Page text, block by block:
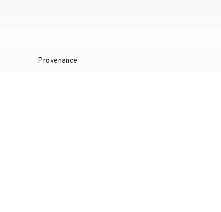
Provenance